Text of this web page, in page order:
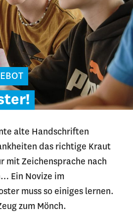
alte Handschriften
das richtige Kraut
mit Zeichensprache nach
Ein Novize im
muss so einiges lernen.
zum Mönch.